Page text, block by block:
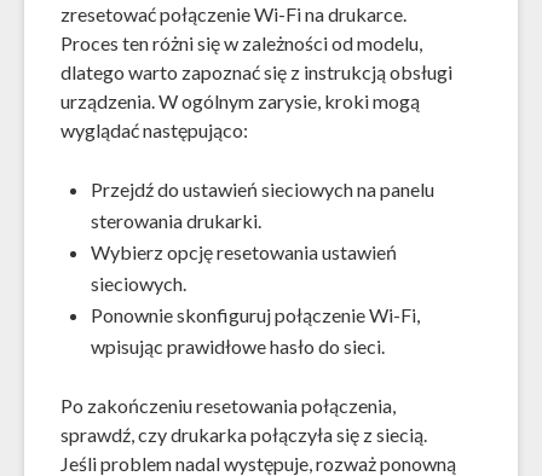
zresetować połączenie Wi-Fi na drukarce.
Proces ten różni się w zależności od modelu,
dlatego warto zapoznać się z instrukcją obsługi
urządzenia. W ogólnym zarysie, kroki mogą
wyglądać następująco:
Przejdź do ustawień sieciowych na panelu
sterowania drukarki.
Wybierz opcję resetowania ustawień
sieciowych.
Ponownie skonfiguruj połączenie Wi-Fi,
wpisując prawidłowe hasło do sieci.
Po zakończeniu resetowania połączenia,
sprawdź, czy drukarka połączyła się z siecią.
Jeśli problem nadal występuje, rozważ ponowną